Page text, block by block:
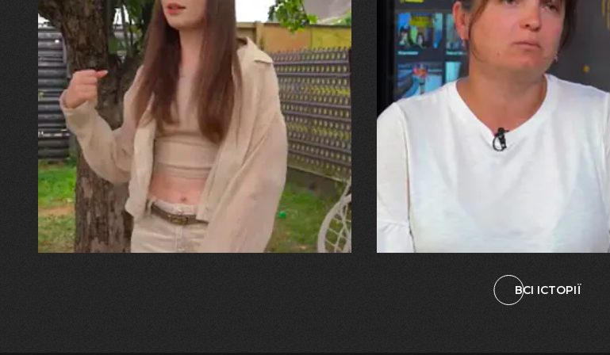
30.07.2026
Калина, Дарина та Віра Папроцькі
"Хвиля була, як від моря,
прозора і велика… Я ледве
встигла схопити племінницю"
29.07.2026
Марина, Ваїд та Аміна Харченко
"Попри всі втрати, ми
зламалися: тепер я бачу
свого вбитого чоловіка
наших дітях"
ВСІ ІСТОРІЇ